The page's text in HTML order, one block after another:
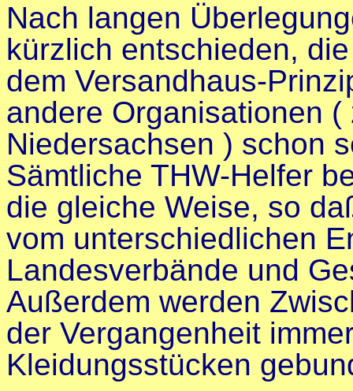
Nach langen
kürzlich entschieden,
dem Versandhaus-
andere Organisationen
Niedersachsen ) schon
Sämtliche THW-Helfer
die gleiche Weise, so
vom unterschiedlichen
Landesverbände und
Außerdem werden
der Vergangenheit
Kleidungsstücken